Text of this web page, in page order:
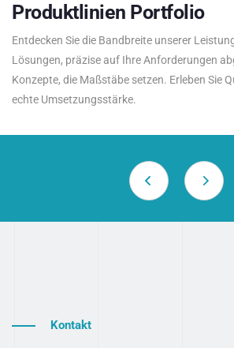
Produktlinien Portfolio
Entdecken Sie die Bandbreite unserer
Lösungen, präzise auf Ihre Anforderungen
Konzepte, die Maßstäbe setzen. Erleben Sie
echte Umsetzungsstärke.
Kontakt